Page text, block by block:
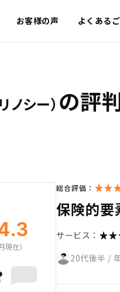
お客様の声 よくある
ノシー） の評
在）
総合評価：
保険的要
サービス：
20代後半 /